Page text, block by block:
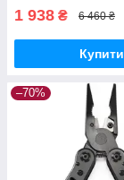
1 938 ₴ 6 460 ₴
Купити
–70%